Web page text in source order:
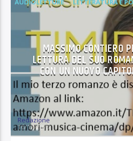
AUDIOLETTURE LETTERATURA E
MASSIMO CONTIERO
LETTURA DEL SUO
CON UN NUOVO
Redazione
16/12/2025